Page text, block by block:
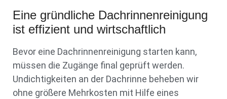
Eine gründliche Dachrinnenreinigung
ist effizient und wirtschaftlich
Bevor eine Dachrinnenreinigung starten kann,
müssen die Zugänge final geprüft werden.
Undichtigkeiten an der Dachrinne beheben wir
ohne größere Mehrkosten mit Hilfe eines